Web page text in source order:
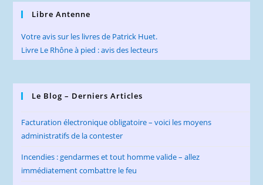
Libre Antenne
Votre avis sur les livres de Patrick Huet.
Livre Le Rhône à pied : avis des lecteurs
Le Blog – Derniers Articles
Facturation électronique obligatoire – voici les moyens
administratifs de la contester
Incendies : gendarmes et tout homme valide – allez
immédiatement combattre le feu